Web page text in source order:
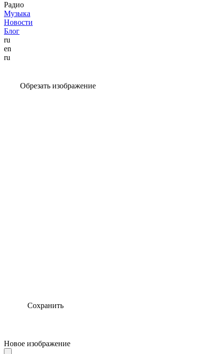
Радио
Музыка
Новости
Блог
ru
en
ru
Обрезать изображение
Сохранить
Новое изображение